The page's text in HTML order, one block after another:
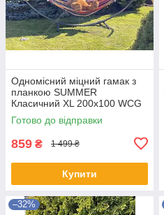
Одномісний міцний гамак з
планкою SUMMER
Класичний XL 200х100 WCG
Shopik
Готово до відправки
859 ₴ 1 499 ₴
Купити
–32%